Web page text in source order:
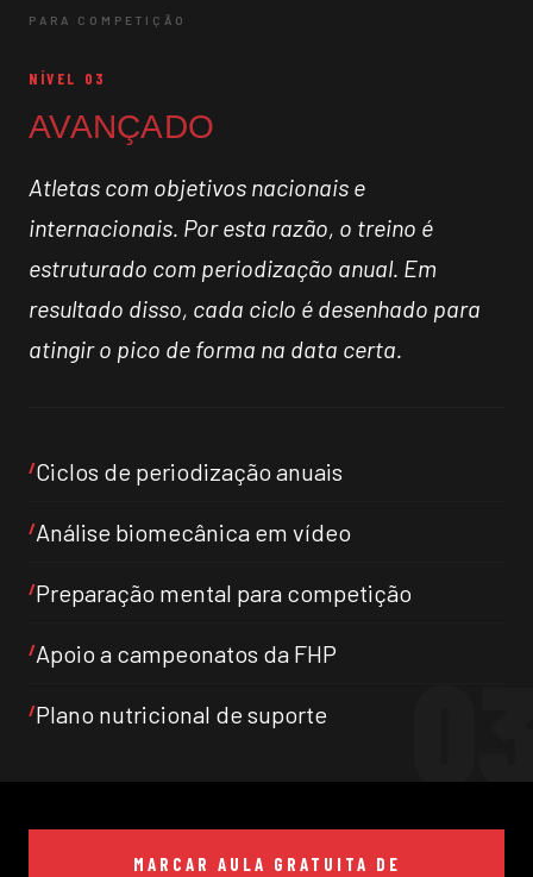
PARA COMPETIÇÃO
NÍVEL 03
AVANÇADO
Atletas com objetivos nacionais e
internacionais. Por esta razão, o treino é
estruturado com periodização anual. Em
resultado disso, cada ciclo é desenhado para
atingir o pico de forma na data certa.
Ciclos de periodização anuais
Análise biomecânica em vídeo
Preparação mental para competição
Apoio a campeonatos da FHP
Plano nutricional de suporte
MARCAR AULA GRATUITA DE